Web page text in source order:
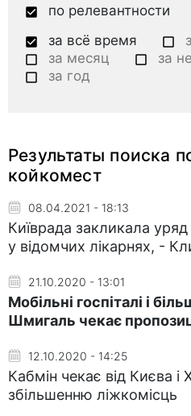
по релевантности
за всё время
за месяц
за
за год
Результаты поиска
койкомест
08.04.2021 - 18:13
Київрада закликала
у відомчих лікарнях, -
21.10.2020 - 13:01
Мобільні госпіталі і
Шмигаль чекає
12.10.2020 - 14:25
Кабмін чекає від Києва і
збільшенню ліжкомісць